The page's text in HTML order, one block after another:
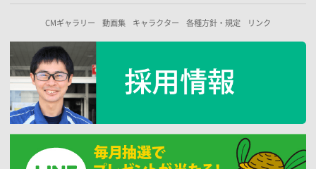
CMギャラリー 動画集 キャラクター 各種方針・規定 リンク